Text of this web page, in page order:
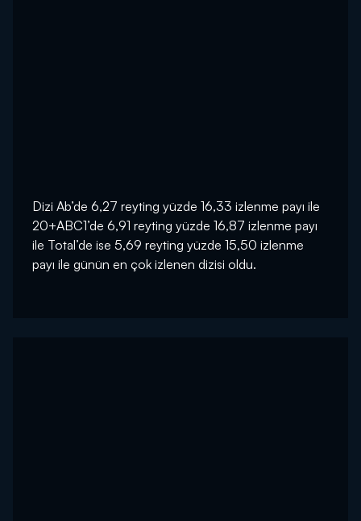
Dizi Ab’de 6,27 reyting yüzde 16,33 izlenme payı ile
20+ABC1’de 6,91 reyting yüzde 16,87 izlenme payı
ile Total’de ise 5,69 reyting yüzde 15,50 izlenme
payı ile günün en çok izlenen dizisi oldu.